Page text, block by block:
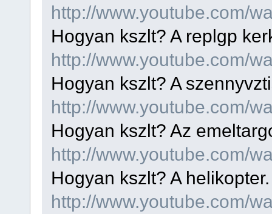
http://www.youtube.com/
Hogyan kszlt? A replgp
http://www.youtube.com/
Hogyan kszlt? A
http://www.youtube.com/
Hogyan kszlt? Az
http://www.youtube.com/
Hogyan kszlt? A
http://www.youtube.com/